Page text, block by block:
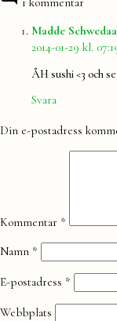
Madde
2014-01-29 kl.
ÅH sushi <3 och
Svara
Lämna
Din e-postadress
Kommentar *
Namn *
E-postadress *
Webbplats